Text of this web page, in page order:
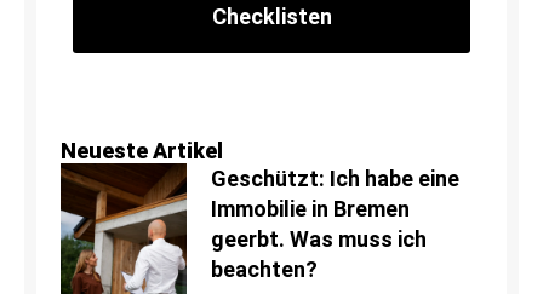
Checklisten
Neueste Artikel
Geschützt: Ich habe eine
Immobilie in Bremen
geerbt. Was muss ich
beachten?